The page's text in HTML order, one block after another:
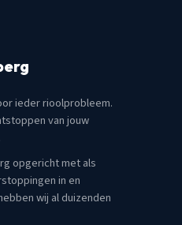
ieder rioolprobleem.
van jouw
opgericht met als
in en
wij al duizenden